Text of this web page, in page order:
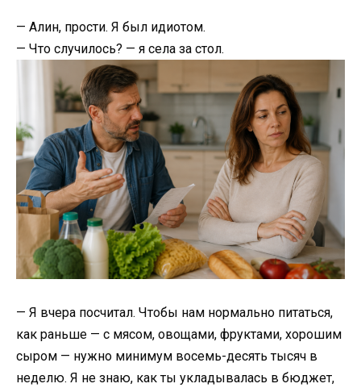
— Алин, прости. Я был идиотом.
— Что случилось? — я села за стол.
— Я вчера посчитал. Чтобы нам нормально питаться,
как раньше — с мясом, овощами, фруктами, хорошим
сыром — нужно минимум восемь-десять тысяч в
неделю. Я не знаю, как ты укладывалась в бюджет,